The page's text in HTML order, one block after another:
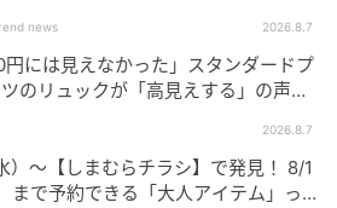
2025でマークを着用。
news 2026.8.7
円には見えなかった」スタンダードプ
のリュックが「高見えする」の声。
2026.8.7
）〜【しまむらチラシ】で発見！ 8/1
まで予約できる「大人アイテム」っ